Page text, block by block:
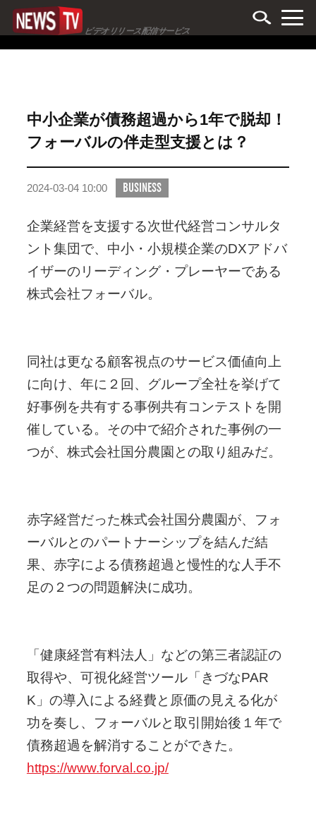
ビデオリリース配信サービス
中小企業が債務超過から1年で脱却！
フォーバルの伴走型支援とは？
2024-03-04 10:00 BUSINESS
企業経営を支援する次世代経営コンサルタ
ント集団で、中小・小規模企業のDXアドバ
イザーのリーディング・プレーヤーである
株式会社フォーバル。
同社は更なる顧客視点のサービス価値向上
に向け、年に２回、グループ全社を挙げて
好事例を共有する事例共有コンテストを開
催している。その中で紹介された事例の一
つが、株式会社国分農園との取り組みだ。
赤字経営だった株式会社国分農園が、フォ
ーバルとのパートナーシップを結んだ結
果、赤字による債務超過と慢性的な人手不
足の２つの問題解決に成功。
「健康経営有料法人」などの第三者認証の
取得や、可視化経営ツール「きづなPAR
K」の導入による経費と原価の見える化が
功を奏し、フォーバルと取引開始後１年で
債務超過を解消することができた。
https://www.forval.co.jp/